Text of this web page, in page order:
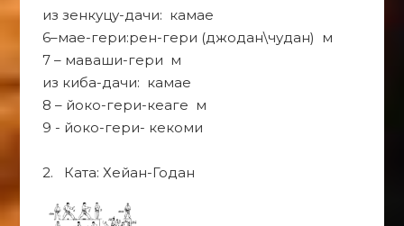
из зенкуцу-дачи: камае
6–мае-гери:рен-гери (джодан\чудан) м
7 – маваши-гери м
из киба-дачи: камае
8 – йоко-гери-кеаге м
9 - йоко-гери- кекоми
2. Ката: Хейан-Годан